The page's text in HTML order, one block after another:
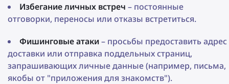
Избегание личных встреч – постоянные
отговорки, переносы или отказы встретиться.
Фишинговые атаки– просьбы предоставить адрес
доставки или отправка поддельных страниц,
запрашивающих личные данные (например, письма,
якобы от "приложения для знакомств").